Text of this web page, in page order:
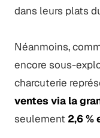
dans leurs plats
Néanmoins,
encore sous-
charcuterie
ventes via la
seulement 2,6 %